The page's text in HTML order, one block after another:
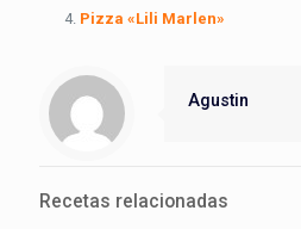
Pizza «Lili Marlen»
Agustin
Recetas relacionadas